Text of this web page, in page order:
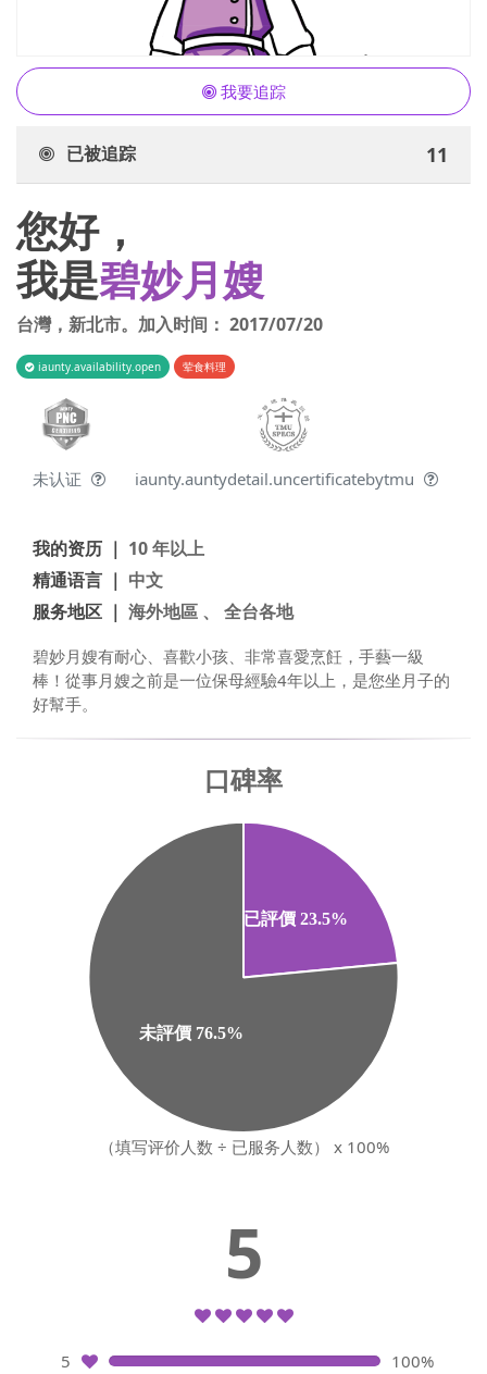
我要追踪
已被追踪 11
您好，
我是碧妙月嫂
台灣， 新北市。加入时间： 2017/07/20
iaunty.availability.open 荤食料理
未认证 iaunty.auntydetail.uncertificatebytmu
我的资历 ｜ 10 年以上
精通语言 ｜ 中文
服务地区 ｜ 海外地區 、 全台各地
碧妙月嫂有耐心、喜歡小孩、非常喜愛烹飪，手藝一級
棒！從事月嫂之前是一位保母經驗4年以上，是您坐月子的
好幫手。
（填写评价人数 ÷ 已服务人数） x 100%
5
5
100%